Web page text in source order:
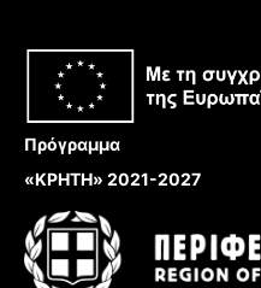
Πρόγραμμα
«ΚΡΗΤΗ» 2021-2027